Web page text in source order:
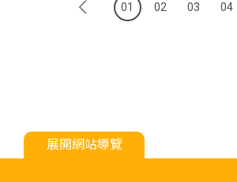
01 02 03 04
展開網站導覽